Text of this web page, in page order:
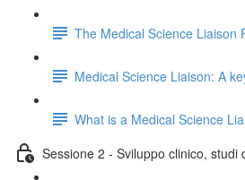
The Medical Science Liaison
Medical Science Liaison: A
What is a Medical Science
Sessione 2 - Sviluppo clinico, studi